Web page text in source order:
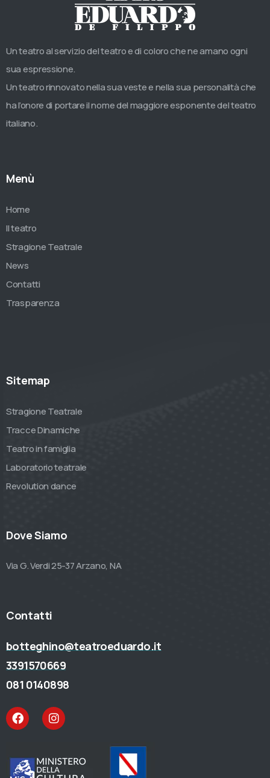
Un teatro al servizio del teatro e di coloro che ne amano ogni
sua espressione.
Un teatro rinnovato nella sua veste e nella sua personalità che
ha l’onore di portare il nome del maggiore esponente del teatro
italiano.
Menù
Home
Il teatro
Stragione Teatrale
News
Contatti
Trasparenza
Sitemap
Stragione Teatrale
Tracce Dinamiche
Teatro in famiglia
Laboratorio teatrale
Revolution dance
Dove Siamo
Via G. Verdi 25-37 Arzano, NA
Contatti
botteghino@teatroeduardo.it
3391570669
081 0140898